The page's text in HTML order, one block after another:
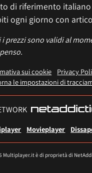
di riferimento
ogni giorno con
i prezzi sono validi al
sui cookie Privacy
le impostazioni di
Movieplayer
Multiplayer.it è di proprietà di